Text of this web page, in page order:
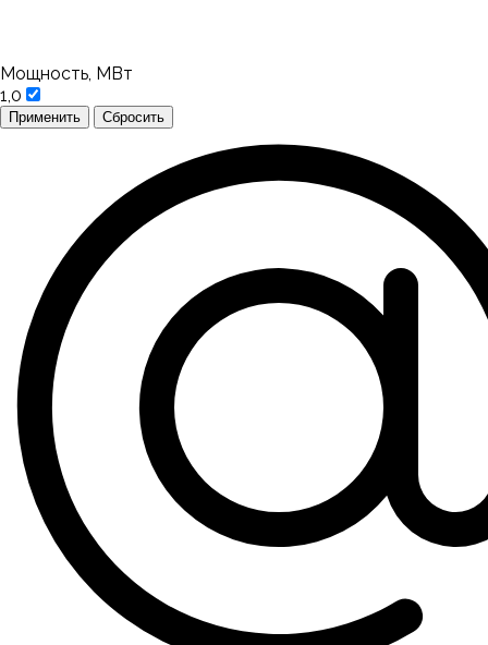
Мощность, МВт
1,0
Применить Сбросить